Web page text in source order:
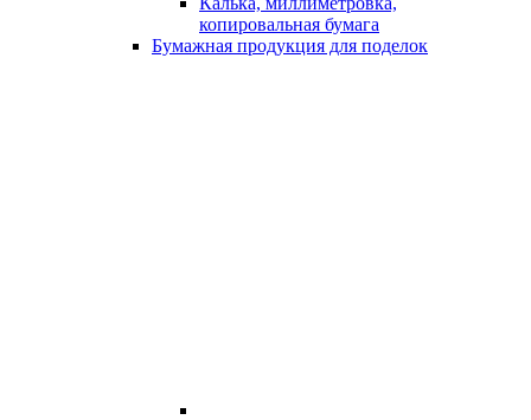
копировальная бумага
Бумажная продукция для поделок